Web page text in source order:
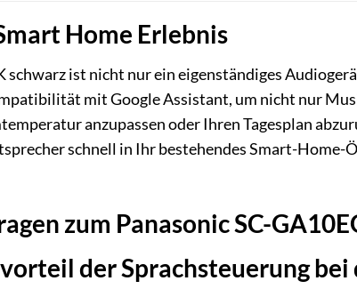
Home Erlebnis
schwarz ist nicht nur ein eigenständiges
mit Google Assistant, um nicht nur
anzupassen oder Ihren Tagesplan
schnell in Ihr bestehendes Smart-
zum Panasonic SC-
der Sprachsteuerung bei